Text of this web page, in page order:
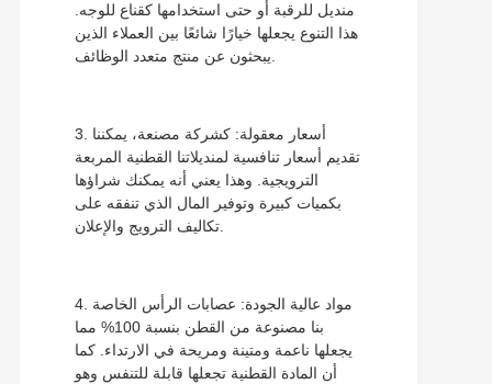
منديل للرقبة أو حتى استخدامها كقناع للوجه.
هذا التنوع يجعلها خيارًا شائعًا بين العملاء الذين
يبحثون عن منتج متعدد الوظائف.
3. أسعار معقولة: كشركة مصنعة، يمكننا
تقديم أسعار تنافسية لمنديلاتنا القطنية المربعة
الترويجية. وهذا يعني أنه يمكنك شراؤها
بكميات كبيرة وتوفير المال الذي تنفقه على
تكاليف الترويج والإعلان.
4. مواد عالية الجودة: عصابات الرأس الخاصة
بنا مصنوعة من القطن بنسبة 100% مما
يجعلها ناعمة ومتينة ومريحة في الارتداء. كما
أن المادة القطنية تجعلها قابلة للتنفس وهو